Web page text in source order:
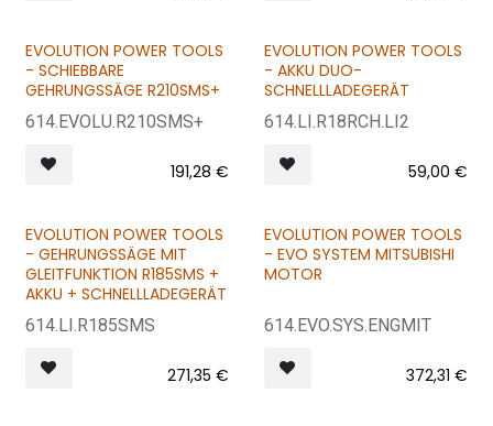
EVOLUTION POWER TOOLS
- SCHIEBBARE
GEHRUNGSSÄGE R210SMS+
614.EVOLU.R210SMS+
191,28 €
EVOLUTION POWER TOOLS
- AKKU DUO-
SCHNELLLADEGERÄT
614.LI.R18RCH.LI2
59,00 €
EVOLUTION POWER TOOLS
- GEHRUNGSSÄGE MIT
GLEITFUNKTION R185SMS +
AKKU + SCHNELLLADEGERÄT
614.LI.R185SMS
271,35 € VERKAUFT = VERKAUFT
EVOLUTION POWER TOOLS
- EVO SYSTEM MITSUBISHI
MOTOR
614.EVO.SYS.ENGMIT
372,31 €